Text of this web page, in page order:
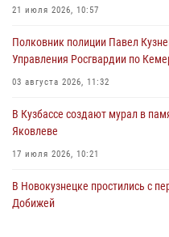
Кемеровские росгвардейцы
04 августа 2026, 06:32
21 июля 2026, 10:57
Полковник полиции Павел
Управления Росгвардии по
03 августа 2026, 11:32
В Кузбассе создают мурал в
Яковлеве
17 июля 2026, 10:21
В Новокузнецке простились с
Добижей